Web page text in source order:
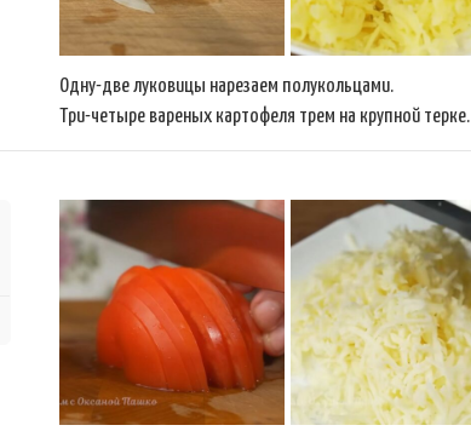
Одну-две луковицы нарезаем полукольцами.
Три-четыре вареных картофеля трем на крупной терке.